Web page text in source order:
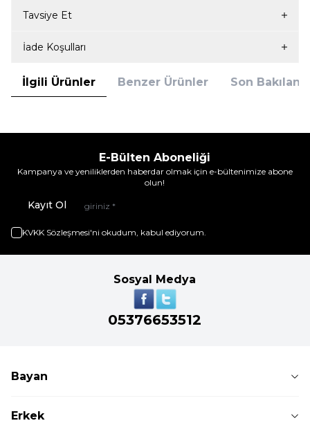
Tavsiye Et
İade Koşulları
İlgili Ürünler Benzer Ürünler Son
E-Bülten Aboneliği
Kampanya ve yeniliklerden haberdar olmak için e-bültenimize abone
olun!
Kayıt Ol
KVKK Sözleşmesi'ni okudum, kabul ediyorum.
Sosyal Medya
05376653512
Bayan
Erkek